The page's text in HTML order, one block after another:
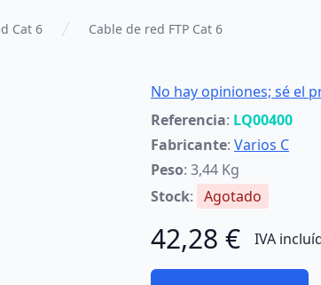
Cat 6 Cable de red FTP Cat 6
No hay opiniones; sé el
Referencia: LQ00400
Fabricante: Varios C
Peso: 3,44 Kg
Stock: Agotado
42,28 € IVA